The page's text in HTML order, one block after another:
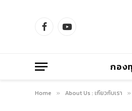
FacebookYouTube
กอง
Home » About Us : เกี่ยวกับเรา »